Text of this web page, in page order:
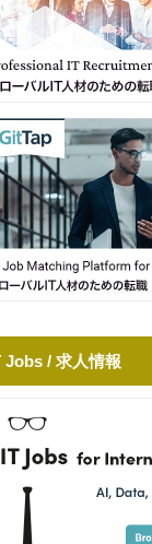
Jobs / 求人情報